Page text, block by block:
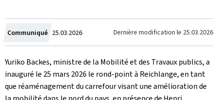
Communiqué Crée
le
25.03.2026 Dernière modification le 25.03.2026
Yuriko Backes, ministre de la Mobilité et des Travaux publics, a
inauguré le 25 mars 2026 le rond-point à Reichlange, en tant
que réaménagement du carrefour visant une amélioration de